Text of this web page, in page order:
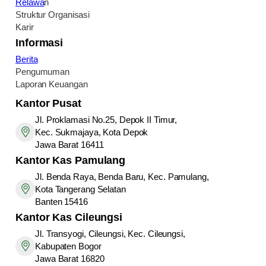
Struktur Organisasi
Karir
Informasi
Berita
Pengumuman
Laporan Keuangan
Kantor Pusat
Jl. Proklamasi No.25, Depok II Timur,
Kec. Sukmajaya, Kota Depok
Jawa Barat 16411
Kantor Kas Pamulang
Jl. Benda Raya, Benda Baru, Kec. Pamulang,
Kota Tangerang Selatan
Banten 15416
Kantor Kas Cileungsi
Jl. Transyogi, Cileungsi, Kec. Cileungsi,
Kabupaten Bogor
Jawa Barat 16820